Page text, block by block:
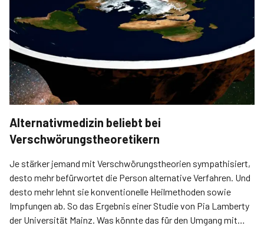
Alternativmedizin beliebt bei
Verschwörungstheoretikern
Je stärker jemand mit Verschwörungstheorien sympathisiert,
desto mehr befürwortet die Person alternative Verfahren. Und
desto mehr lehnt sie konventionelle Heilmethoden sowie
Impfungen ab. So das Ergebnis einer Studie von Pia Lamberty
der Universität Mainz. Was könnte das für den Umgang mit